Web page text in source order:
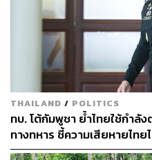
ต่อมาในช่วงเช้าที่ผ่านมา ชุด
โทรศัพท์กลับมาแจ้งว่า จาก
ชาวไทยอยู่ที่จังหวัดอุดรมีชัย
เมื่อได้รับแจ้งดังกล่าว ตนจึง
ชายแดนฝั่งไทย ร่วมกับเจ้า
บ้าน และเจ้าหน้าที่ตำรวจ รีบ
ครอบครัวของผู้สูญหายทันที
และทราบว่าผู้สูญหายยังปลอ
THAILAND / POLITICS
ทบ. โต้กัมพูชา ย้ำไทยใช้กำลั
ทางทหาร ชี้ความเสียหายไท
บิดเบือน